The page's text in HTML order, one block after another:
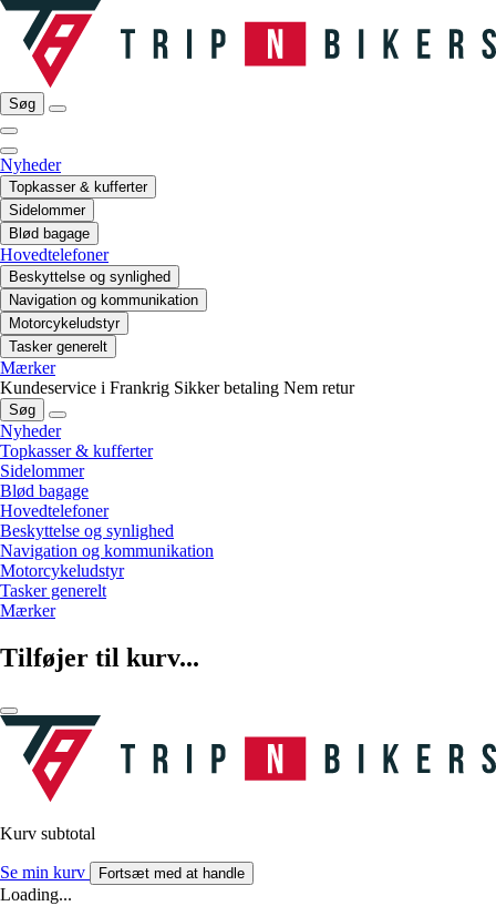
Søg
Nyheder
Topkasser & kufferter
Sidelommer
Blød bagage
Hovedtelefoner
Beskyttelse og synlighed
Navigation og kommunikation
Motorcykeludstyr
Tasker generelt
Mærker
Kundeservice i Frankrig Sikker betaling Nem retur
Søg
Nyheder
Topkasser & kufferter
Sidelommer
Blød bagage
Hovedtelefoner
Beskyttelse og synlighed
Navigation og kommunikation
Motorcykeludstyr
Tasker generelt
Mærker
Tilføjer til kurv...
Kurv subtotal
Se min kurv Fortsæt med at handle
Loading...